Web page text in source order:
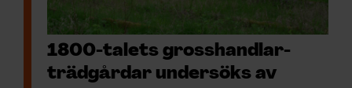
1800-talets gross­handlar­
trädgårdar undersöks av